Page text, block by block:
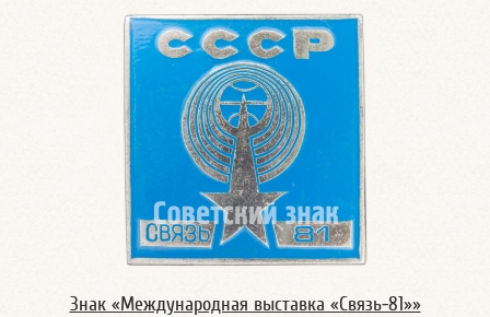
Знак «Международная выставка «Связь-81»»